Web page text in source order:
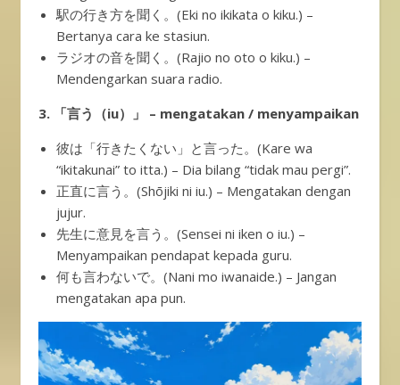
駅の行き方を聞く。(Eki no ikikata o kiku.) –
Bertanya cara ke stasiun.
ラジオの音を聞く。(Rajio no oto o kiku.) –
Mendengarkan suara radio.
3. 「言う（iu）」 – mengatakan / menyampaikan
彼は「行きたくない」と言った。(Kare wa
“ikitakunai” to itta.) – Dia bilang “tidak mau pergi”.
正直に言う。(Shōjiki ni iu.) – Mengatakan dengan
jujur.
先生に意見を言う。(Sensei ni iken o iu.) –
Menyampaikan pendapat kepada guru.
何も言わないで。(Nani mo iwanaide.) – Jangan
mengatakan apa pun.